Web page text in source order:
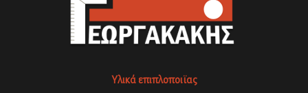
Υλικά επιπλοποιϊας